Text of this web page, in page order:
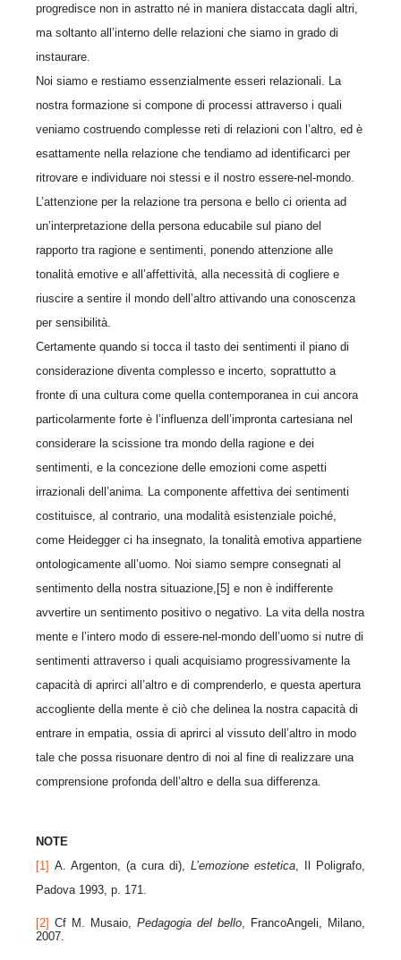
progredisce non in astratto né in maniera distaccata dagli altri,
ma soltanto all’interno delle relazioni che siamo in grado di
instaurare.
Noi siamo e restiamo essenzialmente esseri relazionali. La
nostra formazione si compone di processi attraverso i quali
veniamo costruendo complesse reti di relazioni con l’altro, ed è
esattamente nella relazione che tendiamo ad identificarci per
ritrovare e individuare noi stessi e il nostro essere-nel-mondo.
L’attenzione per la relazione tra persona e bello ci orienta ad
un’interpretazione della persona educabile sul piano del
rapporto tra ragione e sentimenti, ponendo attenzione alle
tonalità emotive e all’affettività, alla necessità di cogliere e
riuscire a sentire il mondo dell’altro attivando una conoscenza
per sensibilità.
Certamente quando si tocca il tasto dei sentimenti il piano di
considerazione diventa complesso e incerto, soprattutto a
fronte di una cultura come quella contemporanea in cui ancora
particolarmente forte è l’influenza dell’impronta cartesiana nel
considerare la scissione tra mondo della ragione e dei
sentimenti, e la concezione delle emozioni come aspetti
irrazionali dell’anima. La componente affettiva dei sentimenti
costituisce, al contrario, una modalità esistenziale poiché,
come Heidegger ci ha insegnato, la tonalità emotiva appartiene
ontologicamente all’uomo. Noi siamo sempre consegnati al
sentimento della nostra situazione,[5] e non è indifferente
avvertire un sentimento positivo o negativo. La vita della nostra
mente e l’intero modo di essere-nel-mondo dell’uomo si nutre di
sentimenti attraverso i quali acquisiamo progressivamente la
capacità di aprirci all’altro e di comprenderlo, e questa apertura
accogliente della mente è ciò che delinea la nostra capacità di
entrare in empatia, ossia di aprirci al vissuto dell’altro in modo
tale che possa risuonare dentro di noi al fine di realizzare una
comprensione profonda dell’altro e della sua differenza.
NOTE
[1] A. Argenton, (a cura di), L’emozione estetica , Il Poligrafo,
Padova 1993, p. 171.
[2] Cf M. Musaio, Pedagogia del bello , FrancoAngeli, Milano,
2007.